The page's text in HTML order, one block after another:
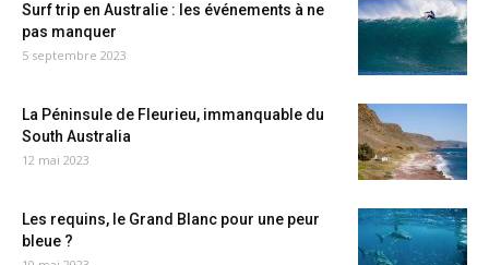
Surf trip en Australie : les événements à ne
pas manquer
5 septembre 2023
La Péninsule de Fleurieu, immanquable du
South Australia
12 mai 2023
Les requins, le Grand Blanc pour une peur
bleue ?